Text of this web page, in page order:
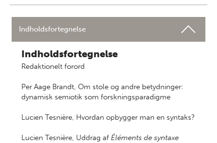
Indholdsfortegnelse
Indholdsfortegnelse
Redaktionelt forord
Per Aage Brandt, Om stole og andre betydninger:
dynamisk semiotik som forskningsparadigme
Lucien Tesnière, Hvordan opbygger man en syntaks?
Lucien Tesnière, Uddrag af Éléments de syntaxe